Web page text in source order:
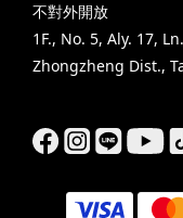
不對外開放
1F., No. 5, Aly. 17,
Zhongzheng Dist.,